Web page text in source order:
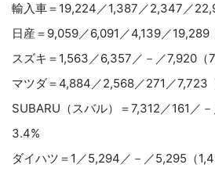
輸入車＝19,224／1,387／2,347／
日産＝9,059／6,091／4,139／19,289
スズキ＝1,563／6,357／－／7,920（
マツダ＝4,884／2,568／271／7,723
SUBARU（スバル）＝7,312／161／
3.4%
ダイハツ＝1／5,294／－／5,295（